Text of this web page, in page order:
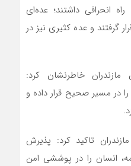
انحرافی داشتند؛ عده‌ای
گرفتند و عده کثیری نیز در
خاطرنشان کرد:
در مسیر صحیح قرار داده و
تاکید کرد: پذیرش
انسان را در پوششی امن